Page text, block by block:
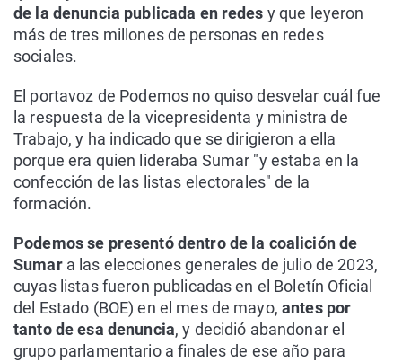
de la denuncia publicada en redes y que leyeron
más de tres millones de personas en redes
sociales.
El portavoz de Podemos no quiso desvelar cuál fue
la respuesta de la vicepresidenta y ministra de
Trabajo, y ha indicado que se dirigieron a ella
porque era quien lideraba Sumar "y estaba en la
confección de las listas electorales" de la
formación.
Podemos se presentó dentro de la coalición de
Sumara las elecciones generales de julio de 2023,
cuyas listas fueron publicadas en el Boletín Oficial
del Estado (BOE) en el mes de mayo, antes por
tanto de esa denuncia, y decidió abandonar el
grupo parlamentario a finales de ese año para